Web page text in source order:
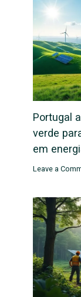
Portugal
verde
em
Leave a